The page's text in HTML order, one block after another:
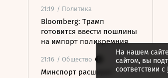
21:19 / Политика
Bloomberg: Трамп
готовится ввести пошлины
на импорт поликремния
21:16 / Общество
Минспорт расширит
На нашем
сайтом, вы
соответствии с